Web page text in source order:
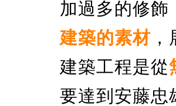
加過多的修飾
建築的素材
建築工程是從
要達到安藤忠